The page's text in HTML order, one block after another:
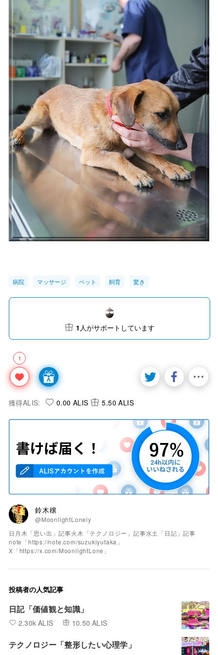
病院 マッサージ ペット 飼育 驚き
1
1 人がサポートしています
獲得ALIS: 0.00 ALIS 5.50 ALIS
鈴木穣
@MoonlightLoneiy
日月木「思い出」記事火木「テクノロジー」記事水土「日記」記事
note「https://note.com/suzukiyutaka」
X「https://x.com/MoonlightLone」
投稿者の人気記事
日記「価値観と知識」
2.30k ALIS 10.50 ALIS
テクノロジー「整形したい心理学」